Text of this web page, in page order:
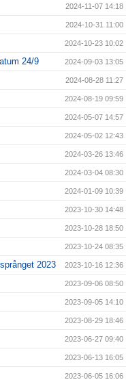
2024-11-07 14:18
2024-10-31 11:00
2024-10-23 10:02
24/9 2024-09-03 13:05
2024-08-28 11:27
2024-08-19 09:59
2024-05-07 14:57
2024-05-02 12:43
2024-03-26 13:46
2024-03-04 08:30
2024-01-09 10:39
2023-10-30 14:48
2023-10-28 18:50
2023-10-24 08:35
2023 2023-10-16 12:36
2023-09-06 08:50
2023-09-05 14:10
2023-08-29 18:46
2023-06-27 09:40
2023-06-13 16:05
2023-06-05 16:06